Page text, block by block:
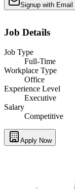
Signup with Email
Job Details
Job Type
Full-Time
Workplace Type
Office
Experience Level
Executive
Salary
Competitive
Apply Now